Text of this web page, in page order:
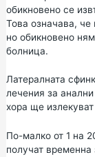
обикновено се
Това означава,
но обикновено
болница.
Латералната
лечения за
хора ще
По-малко от 1 на
получат временна